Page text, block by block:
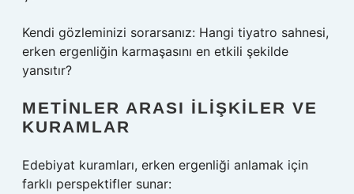
Kendi gözleminizi sorarsanız: Hangi tiyatro sahnesi,
erken ergenliğin karmaşasını en etkili şekilde
yansıtır?
METINLER ARASI İLIŞKILER VE
KURAMLAR
Edebiyat kuramları, erken ergenliği anlamak için
farklı perspektifler sunar: